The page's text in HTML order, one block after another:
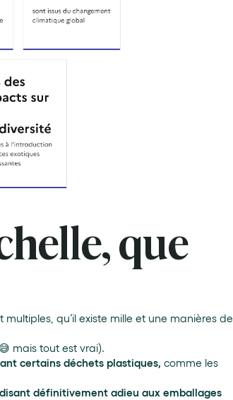
que
qu’il existe mille et une manières de
mais tout est vrai).
certains déchets plastiques, comme les
définitivement adieu aux emballages